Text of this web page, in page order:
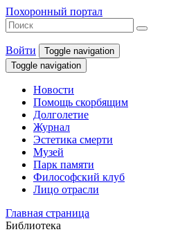
Похоронный портал
Войти
Toggle navigation
Toggle navigation
Новости
Помощь скорбящим
Долголетие
Журнал
Эстетика смерти
Музей
Парк памяти
Философский клуб
Лицо отрасли
Главная страница
Библиотека